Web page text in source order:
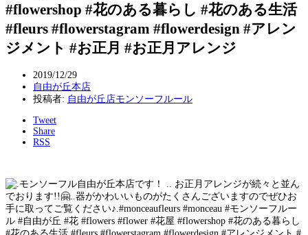
#flowershop #花のある暮らし #花のある生活
#fleurs #flowerstagram #flowerdesign #アレン
ジメント #お正月 #お正月アレンジ
2019/12/29
自由が丘本店
投稿者: 自由が丘店モンソーフルール
Tweet
Share
RSS